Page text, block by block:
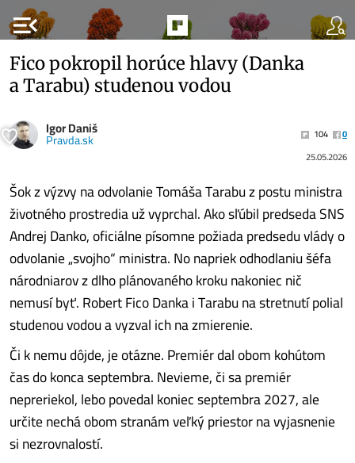
menu_open
Fico pokropil horúce hlavy (Danka
a Tarabu) studenou vodou
Igor Daniš
Pravda.sk 104
0
25.05.2026
Šok z výzvy na odvolanie Tomáša Tarabu z postu ministra
životného prostredia už vyprchal. Ako sľúbil predseda SNS
Andrej Danko, oficiálne písomne požiada predsedu vlády o
odvolanie „svojho“ ministra. No napriek odhodlaniu šéfa
národniarov z dlho plánovaného kroku nakoniec nič
nemusí byť. Robert Fico Danka i Tarabu na stretnutí polial
studenou vodou a vyzval ich na zmierenie.
Či k nemu dôjde, je otázne. Premiér dal obom kohútom
čas do konca septembra. Nevieme, či sa premiér
nepreriekol, lebo povedal koniec septembra 2027, ale
určite nechá obom stranám veľký priestor na vyjasnenie
si nezrovnalostí.